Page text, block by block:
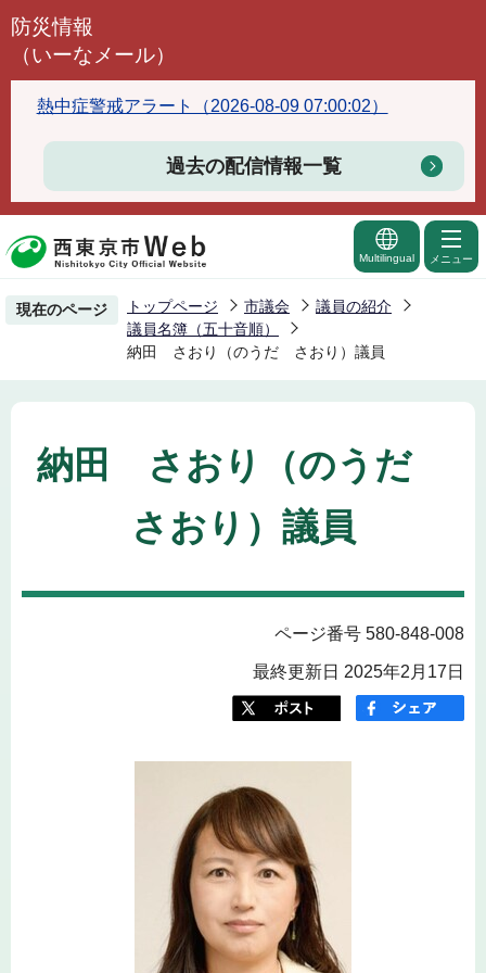
こ
頭
で
防災情報
（いーなメール）
熱中症警戒アラート（2026-08-09 07:00:02）
過去の配信情報一覧
Multilingual メニュー
現在のページ トップページ 市議会
議員の紹介
議員名簿（五十音順）
納田 さおり（のうだ さおり）議員
納田 さおり（のうだ
さおり）議員
ページ番号 580-848-008
最終更新日 2025年2月17日